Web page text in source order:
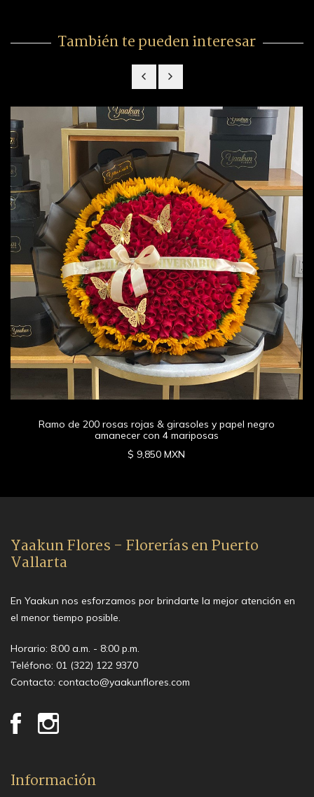
También te pueden interesar
Ramo de 200 rosas rojas & girasoles y papel negro
amanecer con 4 mariposas
$ 9,850 MXN
Yaakun Flores - Florerías en Puerto
Vallarta
En Yaakun nos esforzamos por brindarte la mejor atención en
el menor tiempo posible.
Horario: 8:00 a.m. - 8:00 p.m.
Teléfono: 01 (322) 122 9370
Contacto: contacto@yaakunflores.com
Información